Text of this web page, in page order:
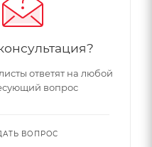
ответят на любой
вопрос
ВОПРОС